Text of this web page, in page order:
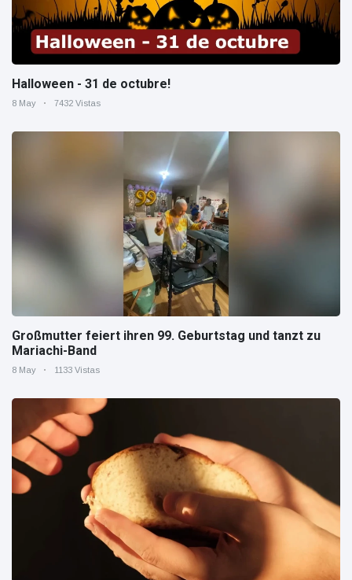
Halloween - 31 de octubre!
8 May 7432 Vistas
Großmutter feiert ihren 99. Geburtstag und tanzt zu
Mariachi-Band
8 May 1133 Vistas